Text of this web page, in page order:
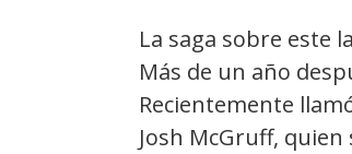
La saga sobre este
Más de un año
Recientemente
Josh McGruff,